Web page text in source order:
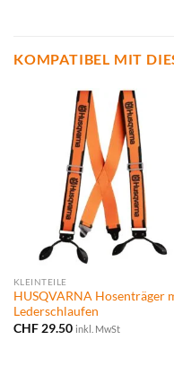
KOMPATIBEL MIT
KLEINTEILE
HUSQVARNA Hosenträger
Lederschlaufen
CHF29.50 inkl. MwSt